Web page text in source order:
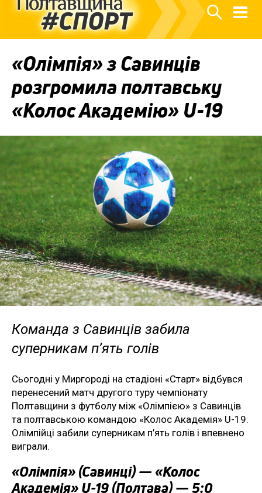
«Олімпія» з Савинців
розгромила полтавську
«Колос Академію» U-19
Команда з Савинців забила
суперникам п’ять голів
Сьогодні у Миргороді на стадіоні «Старт» відбувся
перенесений матч другого туру чемпіонату
Полтавщини з футболу між «Олімпією» з Савинців
та полтавською командою «Колос Академія» U-19.
Олімпійці забили суперникам п’ять голів і впевнено
виграли.
«Олімпія» (Савинці) — «Колос
Академія» U-19 (Полтава) — 5:0